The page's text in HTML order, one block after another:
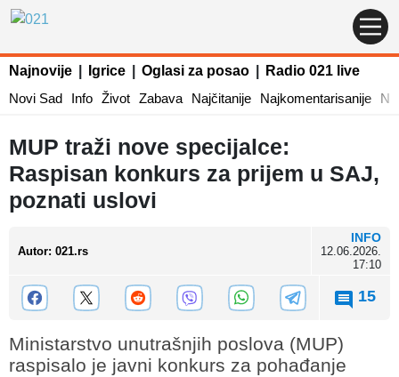
Najnovije Igrice Oglasi za posao
Radio 021 live
Novi Sad
Info Život Zabava Najčitanije Najkomentarisanije
MUP traži nove specijalce:
Raspisan konkurs za prijem u SAJ,
poznati uslovi
Autor: 021.rs
INFO
12.06.2026.
17:10
15
Ministarstvo unutrašnjih poslova (MUP)
raspisalo je javni konkurs za pohađanje